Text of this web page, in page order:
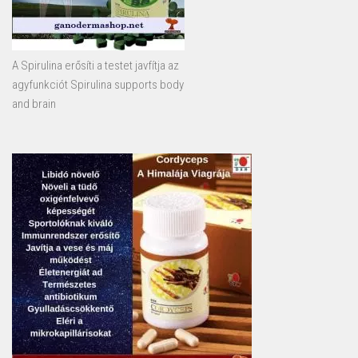
A Spirulina erősíti a testet javfítja az
agyfunkciót Spirulina supports body
and brain